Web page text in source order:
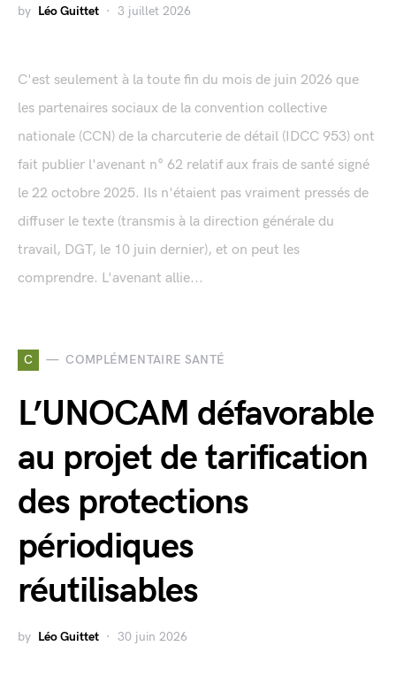
by Léo Guittet 3 juillet 2026
C'est seulement à la toute fin du mois de juin 2026 que
les partenaires sociaux de la convention collective
nationale (CCN) de la charcuterie de détail (IDCC 953) ont
fait publier l'avenant n° 62 relatif aux frais de santé signé
le 22 octobre 2025. Ils n'étaient pas vraiment pressés de
diffuser le texte (transmis à la direction générale du
travail, DGT, le 10 juin dernier), et on peut les
comprendre. L'avenant allie...
C COMPLÉMENTAIRE SANTÉ
L’UNOCAM défavorable
au projet de tarification
des protections
périodiques
réutilisables
by Léo Guittet 30 juin 2026